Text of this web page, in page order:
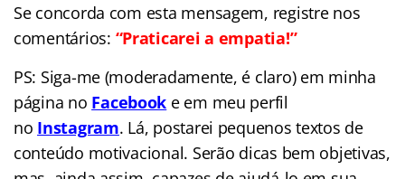
Se concorda com esta mensagem, registre nos
comentários: “Praticarei a empatia!”
PS: Siga-me (moderadamente, é claro) em minha
página no Facebook e em meu perfil
no Instagram. Lá, postarei pequenos textos de
conteúdo motivacional. Serão dicas bem objetivas,